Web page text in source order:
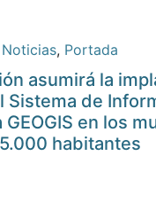
Noticias, Portada
asumirá la
Sistema de
GEOGIS en los
habitantes